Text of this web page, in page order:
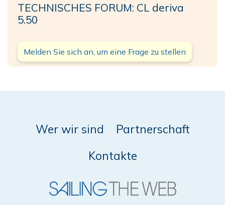
TECHNISCHES FORUM: CL deriva
5.50
Melden Sie sich an, um eine Frage zu stellen
Wer wir sind
Partnerschaft
Kontakte